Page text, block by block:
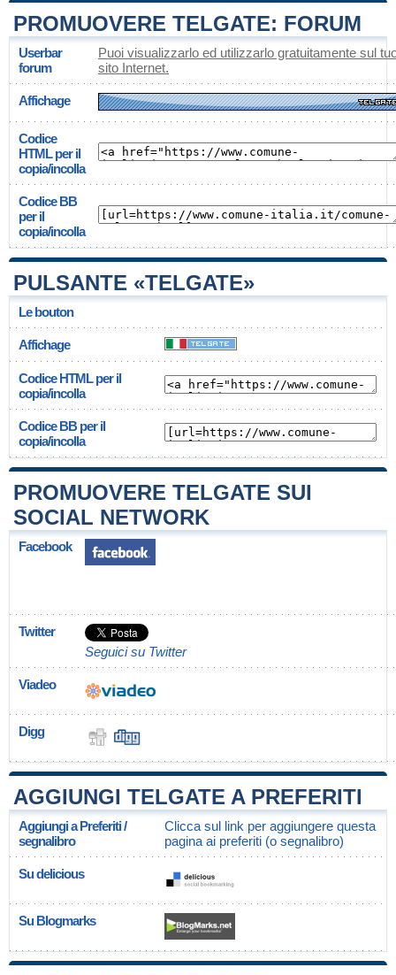
PROMUOVERE TELGATE: FORUM
Userbar
forum
Puoi visualizzarlo ed utilizzarlo gratuitamente sul
sito Internet.
Affichage
Codice
HTML per il
copia/incolla
Codice BB
per il
copia/incolla
PULSANTE «TELGATE»
Le bouton
Affichage
Codice HTML per il
copia/incolla
Codice BB per il
copia/incolla
PROMUOVERE TELGATE SUI
SOCIAL NETWORK
Facebook
Twitter
Seguici su Twitter
Viadeo
Digg
AGGIUNGI TELGATE A PREFERITI
Aggiungi a Preferiti /
segnalibro
Clicca sul link per aggiungere questa
pagina ai preferiti (o segnalibro)
Su delicious
Su Blogmarks